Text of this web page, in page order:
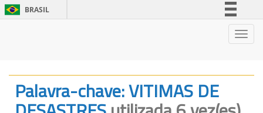
BRASIL
Legislação
Palavra-chave: VITIMAS DE